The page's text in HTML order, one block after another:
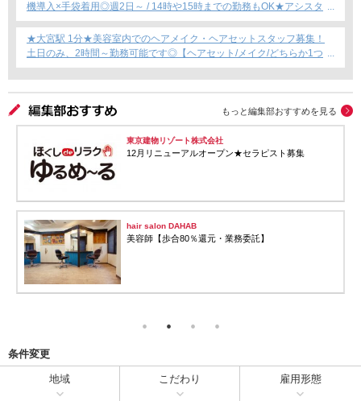
機導入×手袋着用◎週2日～ / 14時や15時までの勤務もOK★アシスタ
ント専任募集★
★大宮駅 1分★美容室内でのヘアメイク・ヘアセットスタッフ募集！
土日のみ、2時間～勤務可能です◎【ヘアセット/メイク/どちらか1つ
できればOKです！】フリーランス・Wワーク・時短勤務もOK★
もっと編集部おすすめを見る
東京建物リゾート株式会社
12月リニューアルオープン★セラピスト募集
hair salon DAHAB
美容師【歩合80％還元・業務委託】
条件変更
地域 こだわり 雇用形態